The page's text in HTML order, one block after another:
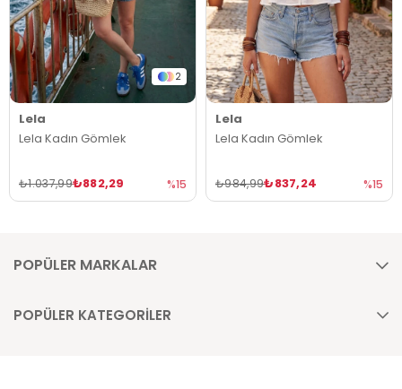
2
Lela
Lela Kadın Gömlek
₺882,29
₺1.037,99 %15
Lela
Lela Kadın Gömlek
₺837,24
₺984,99 %15
POPÜLER MARKALAR
POPÜLER KATEGORİLER